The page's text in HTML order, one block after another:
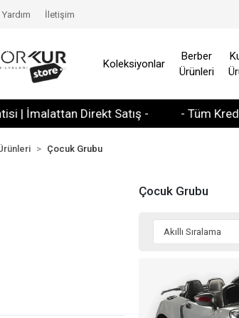
Direkt Satış - - Tüm Kredi
Yardım İletişim
Koleksiyonlar
Berber
Ürünleri
Çocuk Grubu
Çocuk Grubu